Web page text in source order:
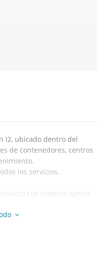
I2, ubicado dentro del
de contenedores, centros
los servicios.
con nuestro agente